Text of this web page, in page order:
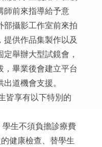
師前來指導給予意
部攝影工作室前來拍
供作品集製作以及
舉辦大型試鏡會，
畢業後會建立平台
道機會支援。
皆享有以下特別的
生不須負擔診療費
健康檢查、替學生